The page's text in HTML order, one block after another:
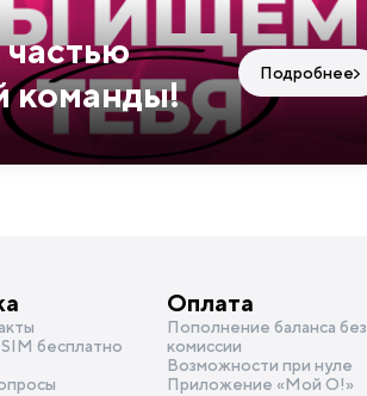
команды!
Подробнее
бесплатно
Оплата
Пополнение баланса без
комиссии
Возможности при нуле
Приложение «Мой О!»